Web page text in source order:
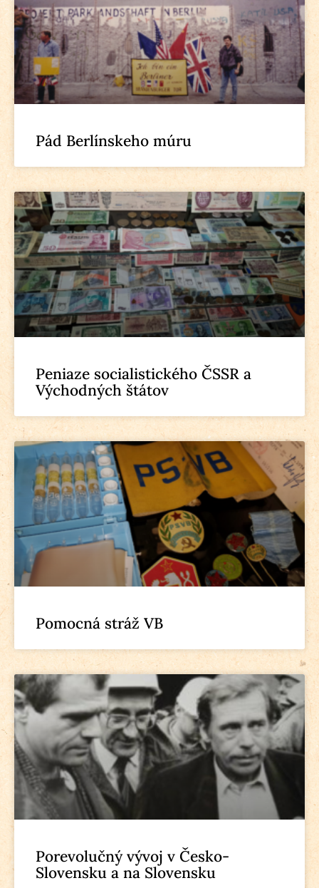
Pád Berlínskeho múru
Peniaze socialistického ČSSR a
Východných štátov
Pomocná stráž VB
Porevolučný vývoj v Česko-
Slovensku a na Slovensku